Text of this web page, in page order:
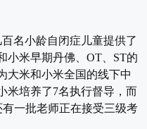
名小龄自闭症儿童提供了
小米早期丹佛、OT、ST的
大米和小米全国的线下中
米培养了7名执行督导，而
一批老师正在接受三级考